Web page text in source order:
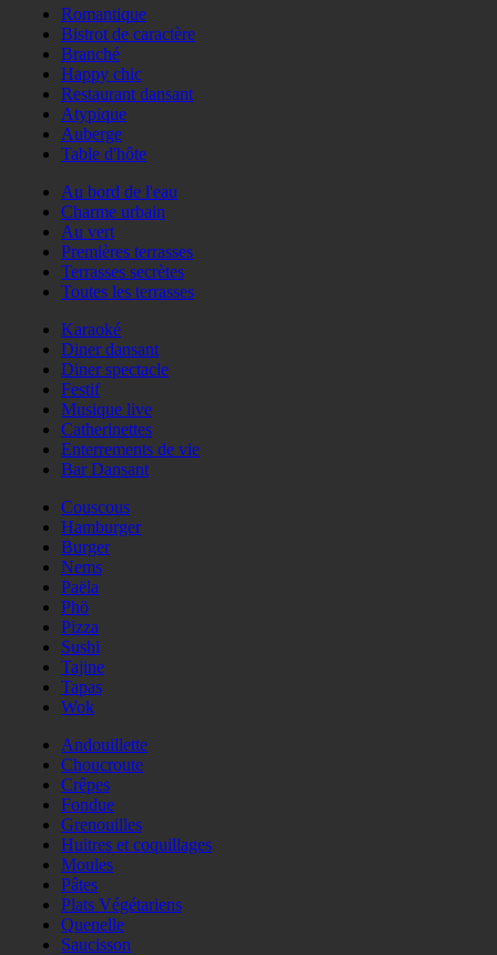
Romantique
Bistrot de caractère
Branché
Happy chic
Restaurant dansant
Atypique
Auberge
Table d'hôte
Au bord de l'eau
Charme urbain
Au vert
Premières terrasses
Terrasses secrètes
Toutes les terrasses
Karaoké
Diner dansant
Diner spectacle
Festif
Musique live
Catherinettes
Enterrements de vie
Bar Dansant
Couscous
Hamburger
Burger
Nems
Paëla
Phö
Pizza
Sushi
Tajine
Tapas
Wok
Andouillette
Choucroute
Crêpes
Fondue
Grenouilles
Huitres et coquillages
Moules
Pâtes
Plats Végétariens
Quenelle
Saucisson